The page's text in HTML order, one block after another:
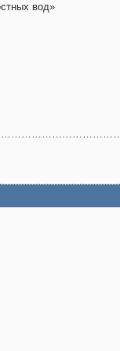
вод»